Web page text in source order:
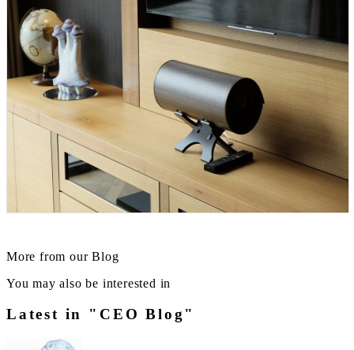
More from our Blog
You may also be interested in
Latest in "CEO Blog"